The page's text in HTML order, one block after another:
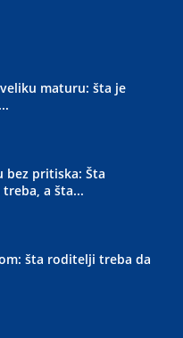
maturu: šta je
bez pritiska: Šta
a šta...
šta roditelji treba da